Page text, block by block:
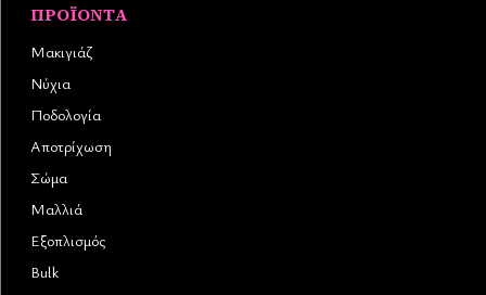
ΠΡΟΪΌΝΤΑ
Μακιγιάζ
Νύχια
Ποδολογία
Αποτρίχωση
Σώμα
Μαλλιά
Εξοπλισμός
Bulk